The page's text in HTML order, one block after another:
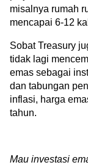
misalnya rumah
mencapai 6-12
Sobat Treasury
tidak lagi
emas sebagai
dan tabungan
inflasi, harga
tahun.
Mau investasi